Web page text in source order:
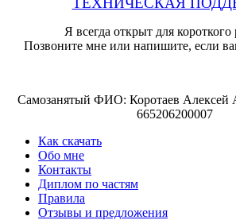
Я всегда открыт для короткого
Позвоните мне или напишите, если
Самозанятый ФИО: Коротаев Алексей
665206200007
Как скачать
Обо мне
Контакты
Диплом по частям
Правила
Отзывы и предложения